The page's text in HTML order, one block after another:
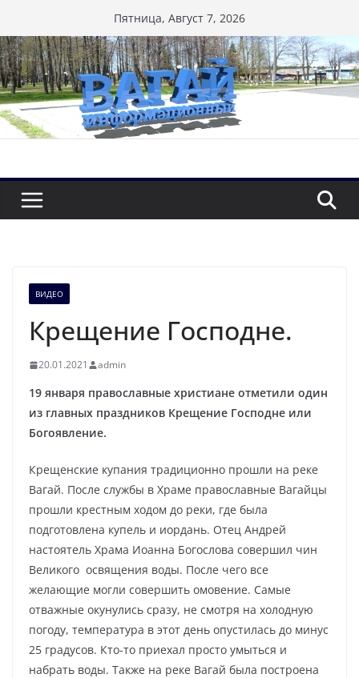
к
содержимому
Пятница, Август 7, 2026
ВИДЕО
Крещение Господне.
20.01.2021 admin
19 января православные христиане отметили один
из главных праздников Крещение Господне или
Богоявление.
Крещенские купания традиционно прошли на реке
Вагай. После службы в Храме православные Вагайцы
прошли крестным ходом до реки, где была
подготовлена купель и иордань. Отец Андрей
настоятель Храма Иоанна Богослова совершил чин
Великого освящения воды. После чего все
желающие могли совершить омовение. Самые
отважные окунулись сразу, не смотря на холодную
погоду, температура в этот день опустилась до минус
25 градусов. Кто-то приехал просто умыться и
набрать воды. Также на реке Вагай была построена